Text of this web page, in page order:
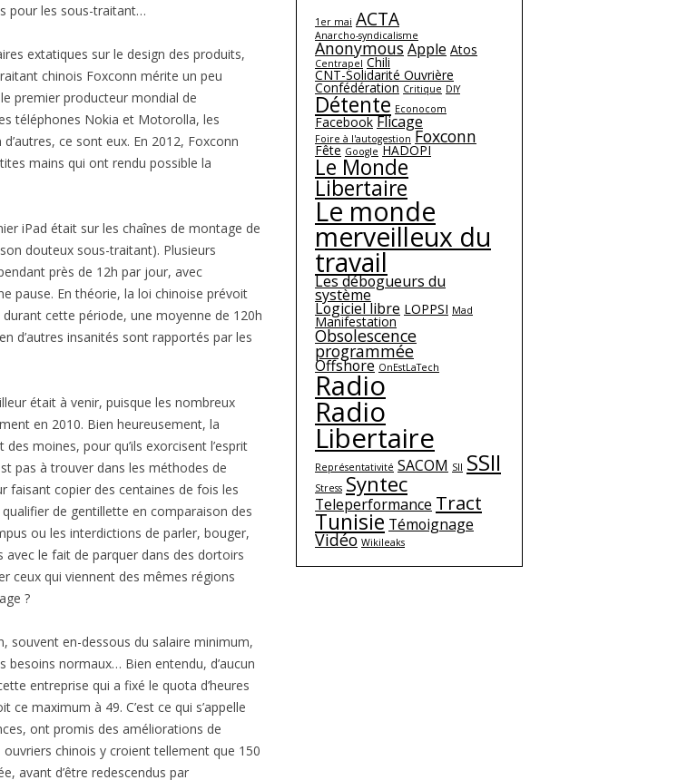
pour les sous-traitant…
extatiques sur le design des produits,
chinois Foxconn mérite un peu
premier producteur mondial de
téléphones Nokia et Motorolla, les
ce sont eux. En 2012, Foxconn
mains qui ont rendu possible la
iPad était sur les chaînes de montage de
douteux sous-traitant). Plusieurs
près de 12h par jour, avec
pause. En théorie, la loi chinoise prévoit
cette période, une moyenne de 120h
d’autres insanités sont rapportés par les
était à venir, puisque les nombreux
en 2010. Bien heureusement, la
moines, pour qu’ils exorcisent l’esprit
pas à trouver dans les méthodes de
faisant copier des centaines de fois les
de gentillette en comparaison des
ou les interdictions de parler, bouger,
avec le fait de parquer dans des dortoirs
ceux qui viennent des mêmes régions
?
souvent en-dessous du salaire minimum,
normaux… Bien entendu, d’aucun
entreprise qui a fixé le quota d’heures
maximum à 49. C’est ce qui s’appelle
ont promis des améliorations de
chinois y croient tellement que 150
avant d’être redescendus par
1er mai ACTA
Anarcho-syndicalisme
AnonymousApple Atos
Centrapel Chili
CNT-Solidarité Ouvrière
Confédération Critique DIY
Détente Econocom
Facebook Flicage
Foire à l'autogestion Foxconn
Fête Google HADOPI
Le Monde
Libertaire
Le monde
merveilleux du
travail
Les débogueurs du
système
Logiciel libre LOPPSI Mad
Manifestation
Obsolescence
programmée
Offshore OnEstLaTech
Radio
Radio
Libertaire
Représentativité SACOM SII SSII
Stress Syntec
Teleperformance Tract
Tunisie Témoignage
Vidéo Wikileaks